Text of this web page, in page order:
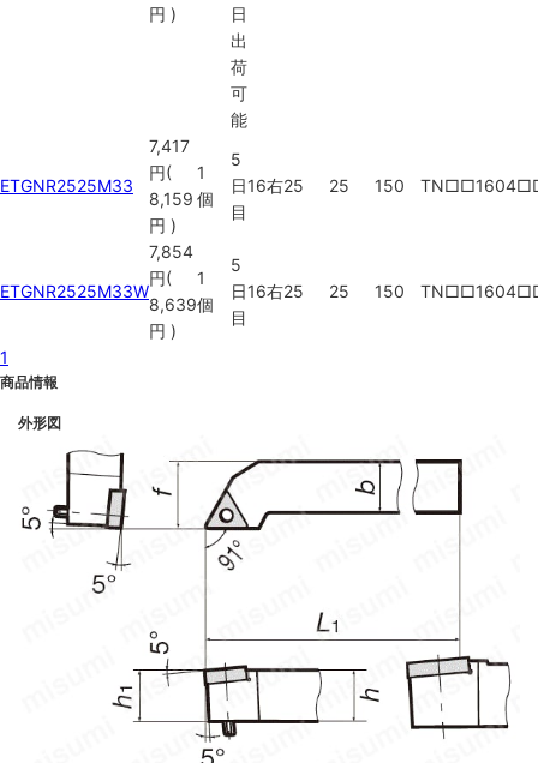
円 )
日
出
荷
可
能
ETGNR2525M33
7,417
円(
8,159
円 )
1
個
5
日
目
16右25 25 150
ETGNR2525M33W
7,854
円(
8,639
円 )
1
個
5
日
目
16右25 25 150
1
商品情報
外形図